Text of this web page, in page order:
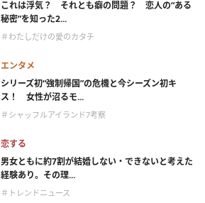
これは浮気？ それとも癖の問題？ 恋人の“ある
秘密”を知った2...
＃わたしだけの愛のカタチ
エンタメ
シリーズ初“強制帰国”の危機と今シーズン初キ
ス！ 女性が沼るモ...
＃シャッフルアイランド7考察
恋する
男女ともに約7割が結婚しない・できないと考えた
経験あり。その理...
＃トレンドニュース